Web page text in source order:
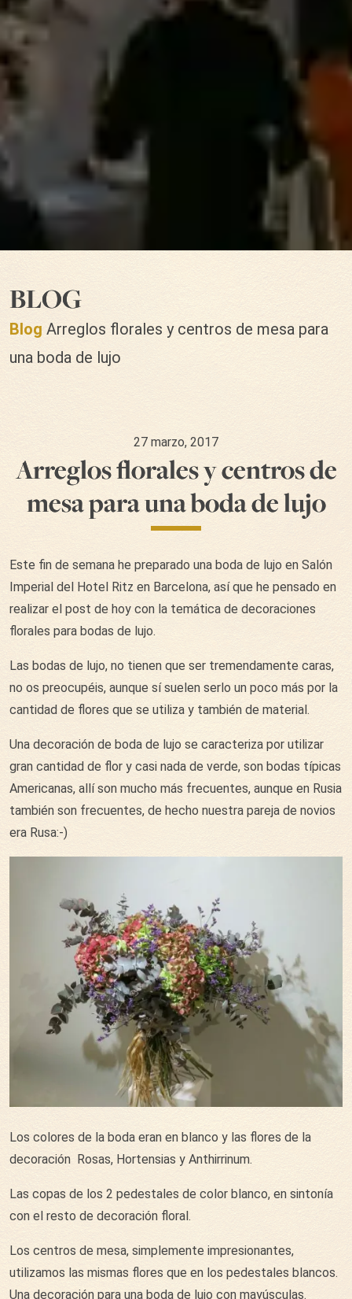
BLOG
Blog Arreglos florales y centros de mesa para
una boda de lujo
27 marzo, 2017
Arreglos florales y centros de
mesa para una boda de lujo
Este fin de semana he preparado una boda de lujo en Salón
Imperial del Hotel Ritz en Barcelona, así que he pensado en
realizar el post de hoy con la temática de decoraciones
florales para bodas de lujo.
Las bodas de lujo, no tienen que ser tremendamente caras,
no os preocupéis, aunque sí suelen serlo un poco más por la
cantidad de flores que se utiliza y también de material.
Una decoración de boda de lujo se caracteriza por utilizar
gran cantidad de flor y casi nada de verde, son bodas típicas
Americanas, allí son mucho más frecuentes, aunque en Rusia
también son frecuentes, de hecho nuestra pareja de novios
era Rusa:-)
Los colores de la boda eran en blanco y las flores de la
decoración Rosas, Hortensias y Anthirrinum.
Las copas de los 2 pedestales de color blanco, en sintonía
con el resto de decoración floral.
Los centros de mesa, simplemente impresionantes,
utilizamos las mismas flores que en los pedestales blancos.
Una decoración para una boda de lujo con mayúsculas.